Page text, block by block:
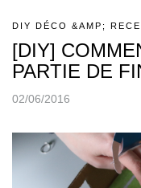
DIY DÉCO &AMP;
[DIY]
PARTIE DE
02/06/2016